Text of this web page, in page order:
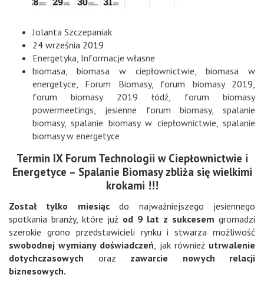
Jolanta Szczepaniak
24 września 2019
Energetyka Informacje własne
biomasa
biomasa w ciepłownictwie
biomasa w
energetyce
Forum Biomasy, forum biomasy 2019
forum biomasy 2019 łódź
forum biomasy
powermeetings
jesienne forum biomasy, spalanie
biomasy,spalanie biomasy w ciepłownictwie ,spalanie
biomasy w energetyce
Termin IX Forum Technologii w Ciepłownictwie i
Energetyce – Spalanie Biomasy zbliża się wielkimi
krokami !!!
Został tylko miesiącdo najważniejszego jesiennego
spotkania branży, które już od 9 lat z sukcesem gromadzi
szerokie grono przedstawicieli rynku i stwarza możliwość
swobodnej wymiany doświadczeń , jak również utrwalenie
dotychczasowych oraz zawarcie nowych relacji
biznesowych.